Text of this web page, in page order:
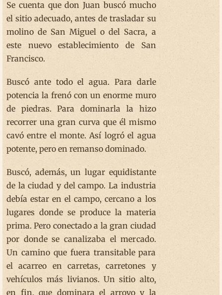
Se cuenta que don Juan buscó mucho
el sitio adecuado, antes de trasladar su
molino de San Miguel o del Sacra, a
este nuevo establecimiento de San
Francisco.
Buscó ante todo el agua. Para darle
potencia la frenó con un enorme muro
de piedras. Para dominarla la hizo
recorrer una gran curva que él mismo
cavó entre el monte. Así logró el agua
potente, pero en remanso dominado.
Buscó, además, un lugar equidistante
de la ciudad y del campo. La industria
debía estar en el campo, cercano a los
lugares donde se produce la materia
prima. Pero conectado a la gran ciudad
por donde se canalizaba el mercado.
Un camino que fuera transitable para
el acarreo en carretas, carretones y
vehículos más livianos. Un sitio alto,
en fin, que dominara el arroyo y la